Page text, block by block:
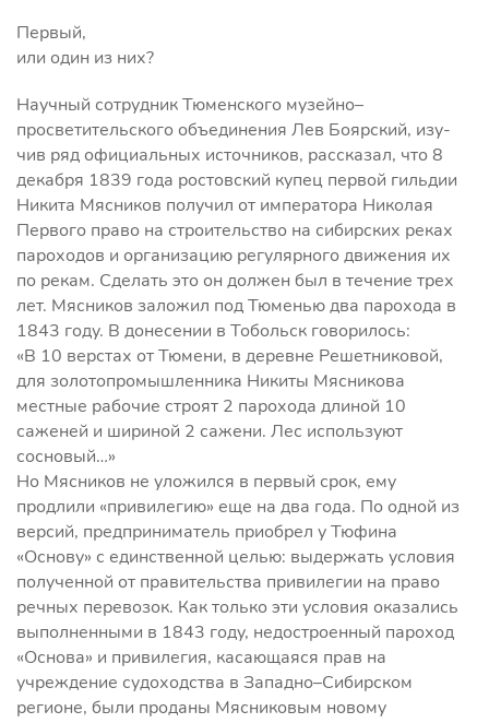
Первый,
или один из них?
Научный сотрудник Тюменского музейно–
просветительского объединения Лев Боярский, изу-
чив ряд официальных источников, рассказал, что 8
декабря 1839 года ростовский купец первой гильдии
Никита Мясников получил от императора Николая
Первого право на строительство на сибирских реках
пароходов и организацию регулярного движения их
по рекам. Сделать это он должен был в течение трех
лет. Мясников заложил под Тюменью два парохода в
1843 году. В донесении в Тобольск говорилось:
«В 10 верстах от Тюмени, в деревне Решетниковой,
для золотопромышленника Никиты Мясникова
местные рабочие строят 2 парохода длиной 10
саженей и шириной 2 сажени. Лес используют
сосновый…»
Но Мясников не уложился в первый срок, ему
продлили «привилегию» еще на два года. По одной из
версий, предприниматель приобрел у Тюфина
«Основу» с единственной целью: выдержать условия
полученной от правительства привилегии на право
речных перевозок. Как только эти условия оказались
выполненными в 1843 году, недостроенный пароход
«Основа» и привилегия, касающаяся прав на
учреждение судоходства в Западно–Сибирском
регионе, были проданы Мясниковым новому